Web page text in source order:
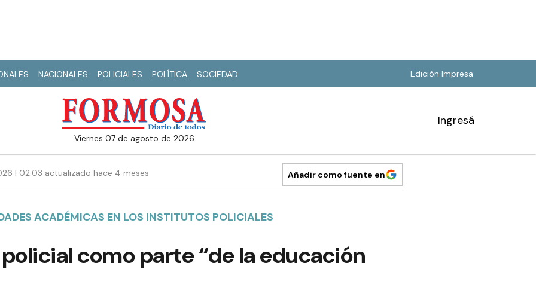
NACIONALES POLICIALES POLÍTICA SOCIEDAD Edición Impresa
viernes 07 de agosto de 2026
Ingresá
| 02:03 actualizado hace 4 meses Añadir como fuente en
ACADÉMICAS EN LOS INSTITUTOS POLICIALES
como parte “de la educación